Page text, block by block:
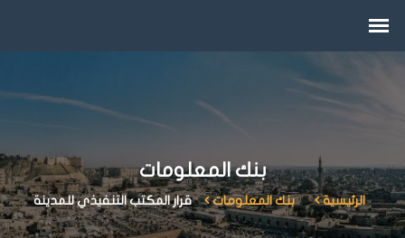
بنك المعلومات
الرئيسية بنك المعلومات قرار المكتب التنفيذي للمدينة